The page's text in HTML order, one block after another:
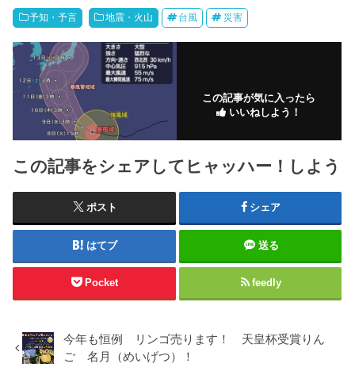
予知・予言 地震・火山 台風 災害
この記事が気に入ったら
いいねしよう！
この記事をシェアしてヒャッハー！しよう
ポスト シェア
はてブ 送る
Pocket feedly
今年も恒例 リンゴ売ります！ 天皇杯受賞りん
ご 名月（めいげつ）！